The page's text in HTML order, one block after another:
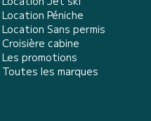
Location Péniche
Location Sans permis
Croisière cabine
Les promotions
Toutes les marques